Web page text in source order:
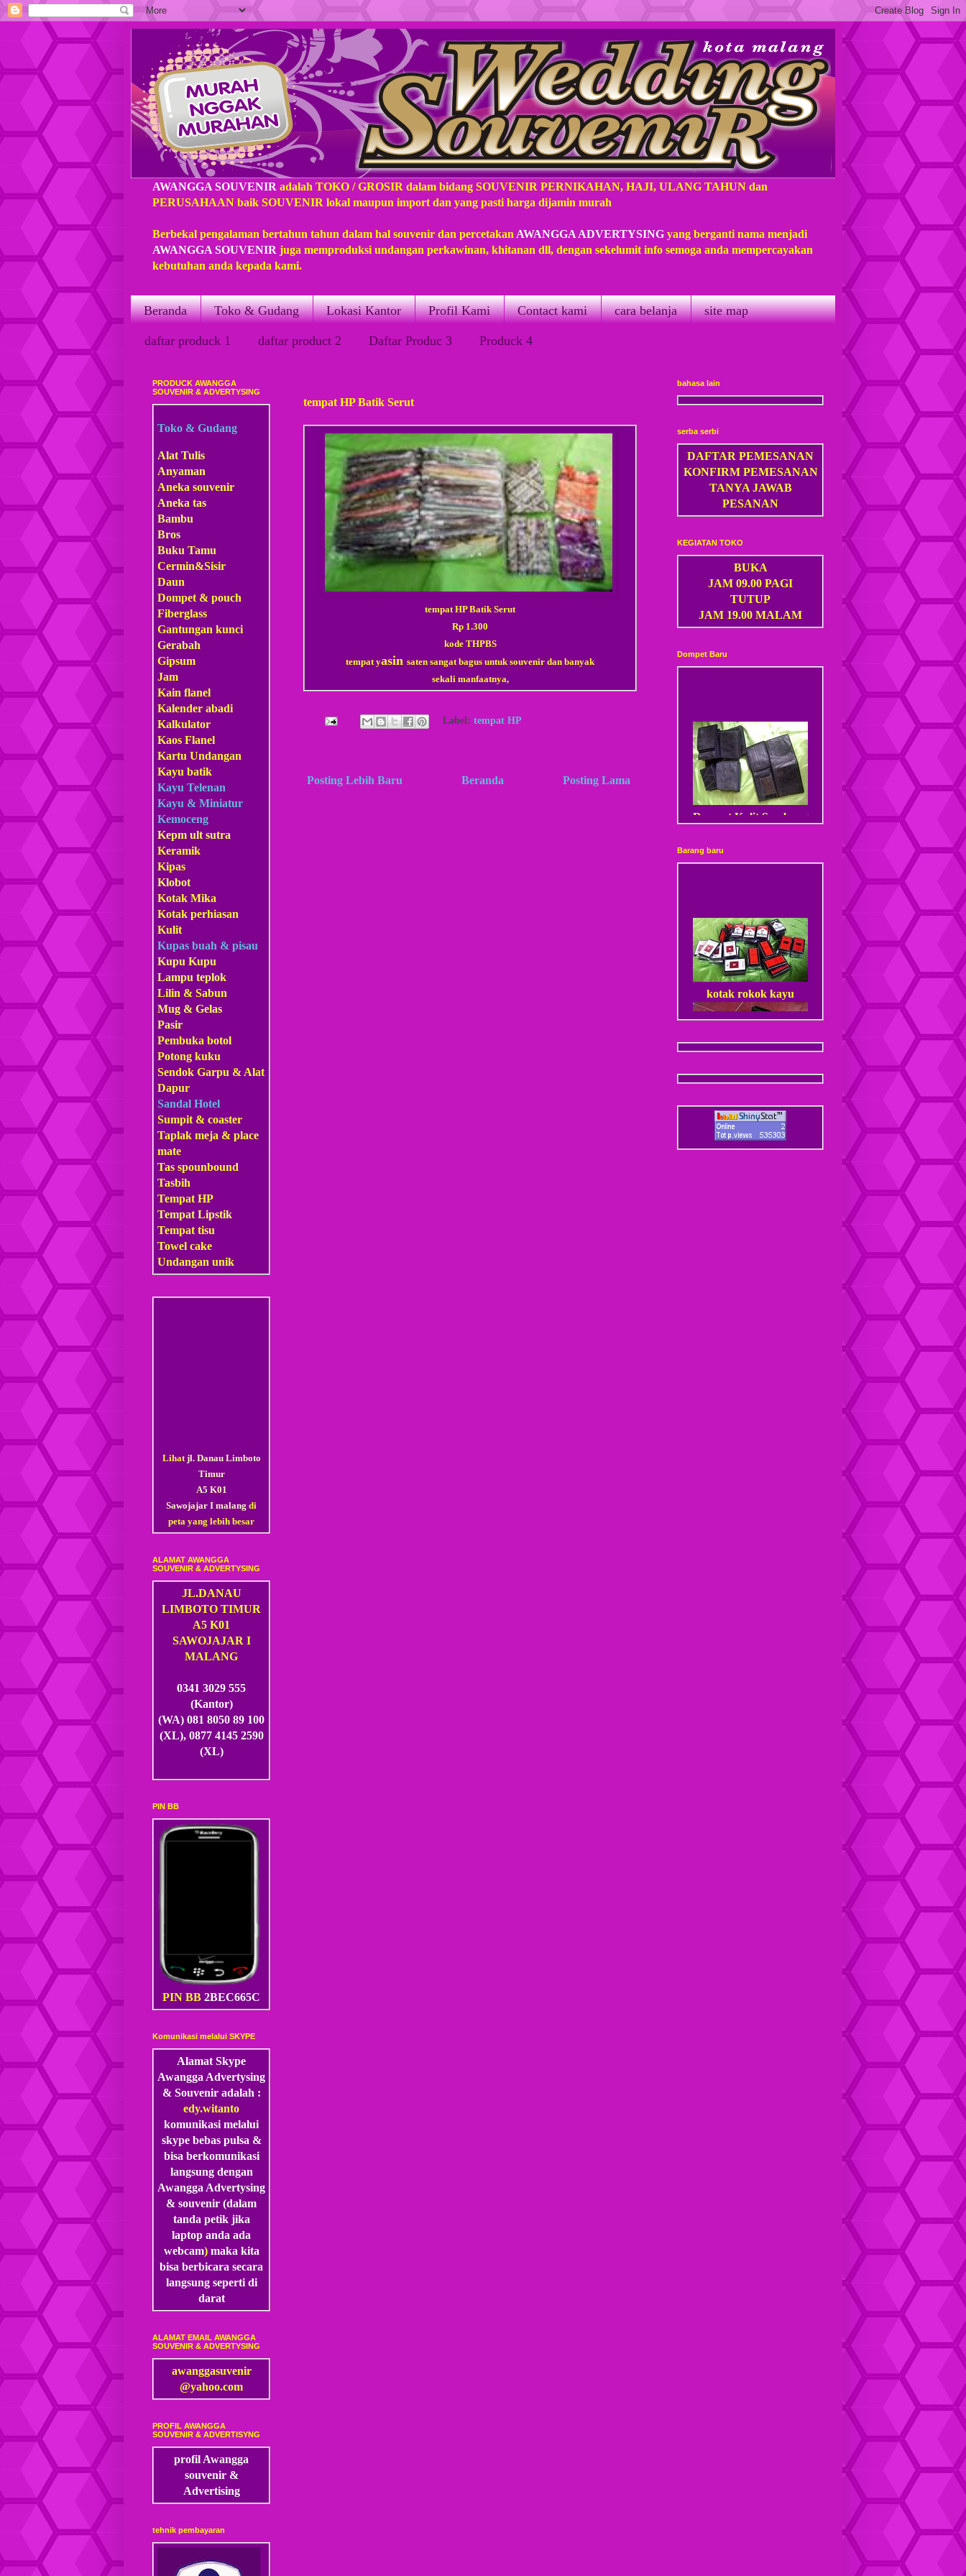
AWANGGA SOUVENIR adalah TOKO / GROSIR dalam bidang SOUVENIR PERNIKAHAN, HAJI, ULANG TAHUN dan
PERUSAHAAN baik SOUVENIR lokal maupun import dan yang pasti harga dijamin murah
Berbekal pengalaman bertahun tahun dalam hal souvenir dan percetakan AWANGGA ADVERTYSING yang berganti nama menjadi
AWANGGA SOUVENIR juga memproduksi undangan perkawinan, khitanan dll, dengan sekelumit info semoga anda mempercayakan
kebutuhan anda kepada kami.
Beranda Toko & Gudang Lokasi Kantor Profil Kami Contact kami cara belanja site map
daftar produck 1 daftar product 2 Daftar Produc 3 Produck 4
tempat HP Batik Serut
tempat HP Batik Serut
Rp 1.300
kode THPBS
tempat yasin saten sangat bagus untuk souvenir dan banyak
sekali manfaatnya,
Label: tempat HP
Posting Lebih Baru Posting Lama
Beranda
PRODUCK AWANGGA
SOUVENIR & ADVERTYSING
Toko & Gudang
Alat Tulis
Anyaman
Aneka souvenir
Aneka tas
Bambu
Bros
Buku Tamu
Cermin&Sisir
Daun
Dompet & pouch
Fiberglass
Gantungan kunci
Gerabah
Gipsum
Jam
Kain flanel
Kalender abadi
Kalkulator
Kaos Flanel
Kartu Undangan
Kayu batik
Kayu Telenan
Kayu & Miniatur
Kemoceng
Kepm ult sutra
Keramik
Kipas
Klobot
Kotak Mika
Kotak perhiasan
Kulit
Kupas buah & pisau
Kupu Kupu
Lampu teplok
Lilin & Sabun
Mug & Gelas
Pasir
Pembuka botol
Potong kuku
Sendok Garpu & Alat
Dapur
Sandal Hotel
Sumpit & coaster
Taplak meja & place
mate
Tas spounbound
Tasbih
Tempat HP
Tempat Lipstik
Tempat tisu
Towel cake
Undangan unik
Lihatjl. Danau Limboto
Timur
A5 K01
Sawojajar I malang di
peta yang lebih besar
ALAMAT AWANGGA
SOUVENIR & ADVERTYSING
JL.DANAU
LIMBOTO TIMUR
A5 K01
SAWOJAJAR I
MALANG
0341 3029 555
(Kantor)
(WA) 081 8050 89 100
(XL), 0877 4145 2590
(XL)
PIN BB
PIN BB 2BEC665C
Komunikasi melalui SKYPE
Alamat Skype
Awangga Advertysing
& Souvenir adalah :
edy.witanto
komunikasi melalui
skype bebas pulsa &
bisa berkomunikasi
langsung dengan
Awangga Advertysing
& souvenir (dalam
tanda petik jika
laptop anda ada
webcam) maka kita
bisa berbicara secara
langsung seperti di
darat
ALAMAT EMAIL AWANGGA
SOUVENIR & ADVERTYSING
awanggasuvenir
@yahoo.com
PROFIL AWANGGA
SOUVENIR & ADVERTISYNG
profil Awangga
souvenir &
Advertising
tehnik pembayaran
bahasa lain
serba serbi
DAFTAR PEMESANAN
KONFIRM PEMESANAN
TANYA JAWAB
PESANAN
KEGIATAN TOKO
BUKA
JAM 09.00 PAGI
TUTUP
JAM 19.00 MALAM
Dompet Baru
Dompet Kulit Sambung
Kancing
Dompet Kulit Pria Jantan
Barang baru
kotak rokok kayu
Coaster / Tatakan Gelas
Kulit